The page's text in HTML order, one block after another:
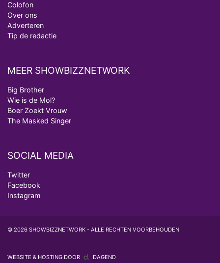
Colofon
Over ons
Adverteren
Tip de redactie
MEER SHOWBIZZNETWORK
Big Brother
Wie is de Mol?
Boer Zoekt Vrouw
The Masked Singer
SOCIAL MEDIA
Twitter
Facebook
Instagram
© 2026 SHOWBIZZNETWORK - ALLE RECHTEN VOORBEHOUDEN
WEBSITE & HOSTING DOOR DAGEND